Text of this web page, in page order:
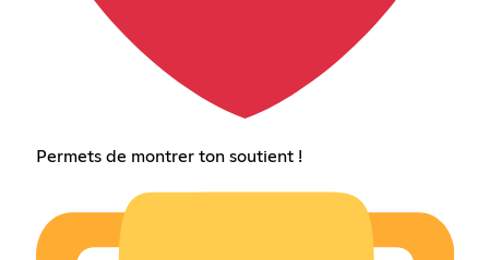
Permets de montrer ton soutient !